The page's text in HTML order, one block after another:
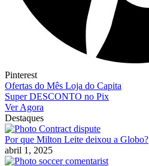
Pinterest
Ofertas do Mês Loja do Capita
Super DESCONTO no Pix
Ver Agora
Destaques
Por que Milton Leite deixou a Globo?
abril 1, 2025